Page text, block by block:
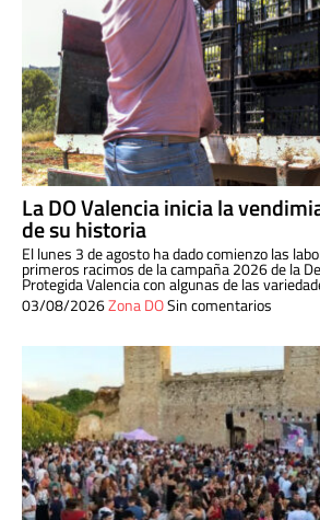
La DO Valencia inicia la
de su historia
El lunes 3 de agosto ha dado comienzo las
primeros racimos de la campaña 2026 de la
Protegida Valencia con algunas de las
03/08/2026Zona DOSin comentarios